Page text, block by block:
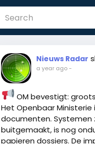
Nieuws Radar
a year ago-
OM bevestigt:
Het Openbaar
documenten. Systemen
buitgemaakt, is nog
papieren dossiers. De